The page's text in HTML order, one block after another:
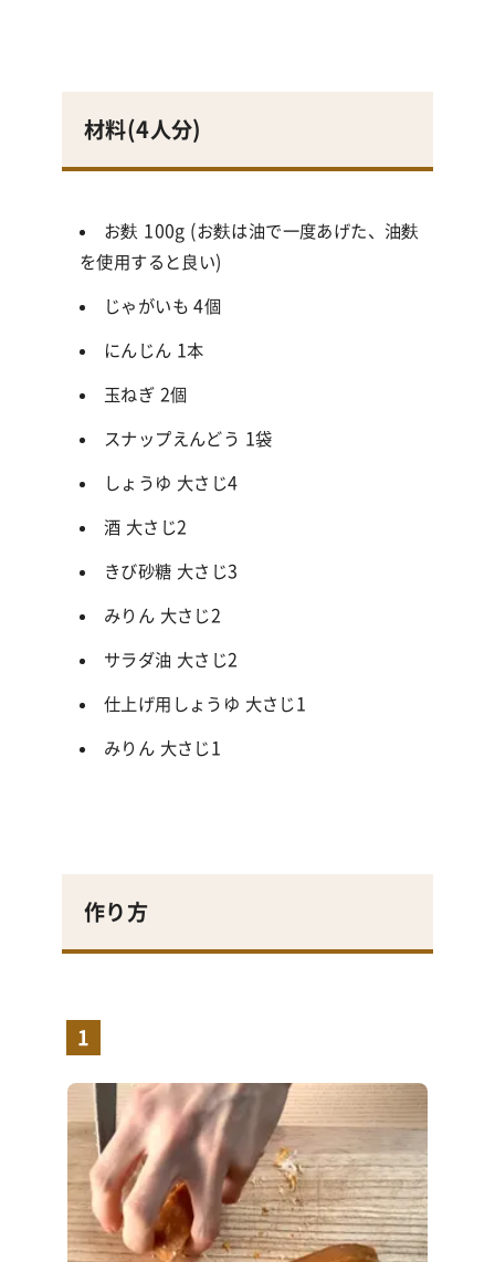
材料(4人分)
お麩 100g (お麩は油で一度あげた、油麩
を使用すると良い)
じゃがいも 4個
にんじん 1本
玉ねぎ 2個
スナップえんどう 1袋
しょうゆ 大さじ4
酒 大さじ2
きび砂糖 大さじ3
みりん 大さじ2
サラダ油 大さじ2
仕上げ用しょうゆ 大さじ1
みりん 大さじ1
作り方
1